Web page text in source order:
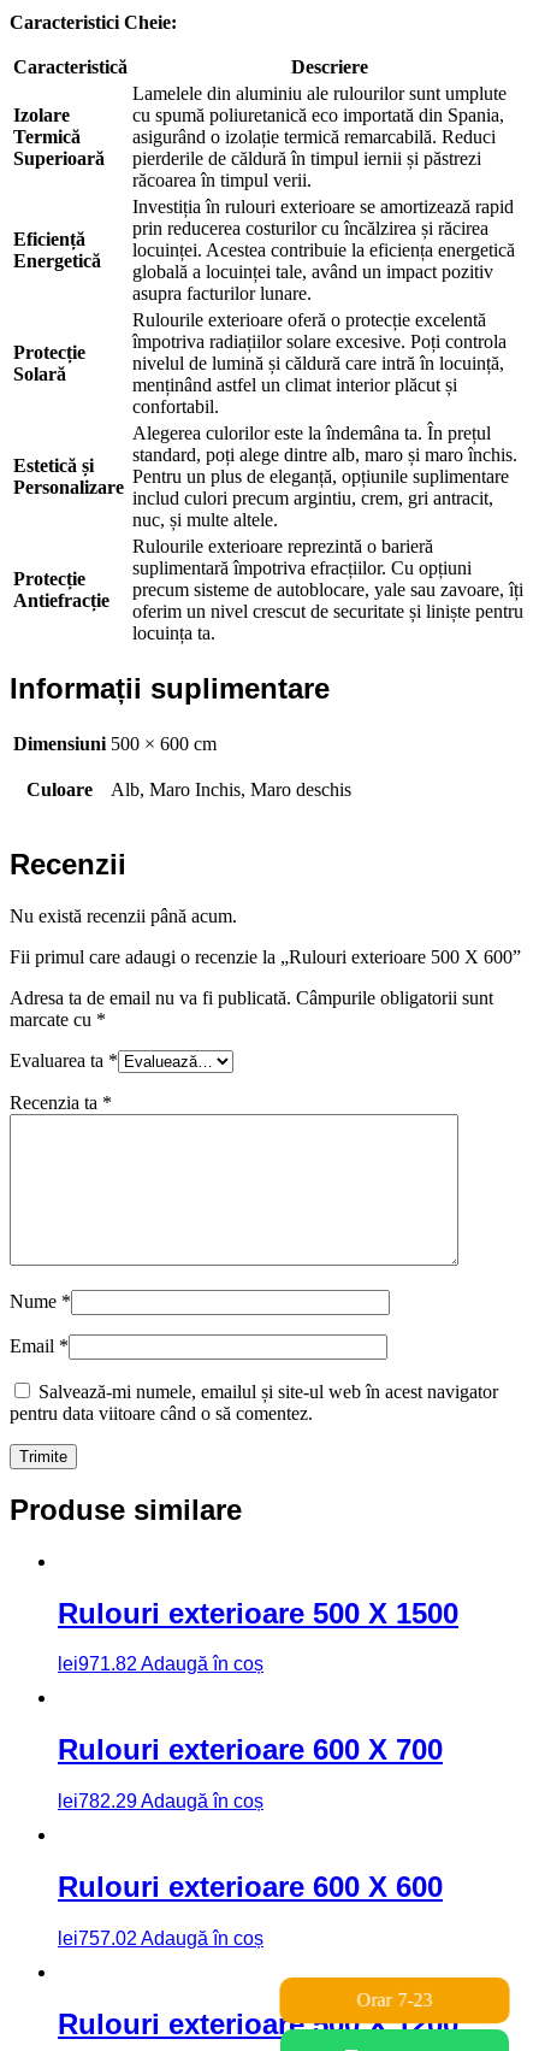
Caracteristici Cheie:
Caracteristică Descriere
Izolare
Termică
Superioară
Lamelele din aluminiu ale rulourilor sunt umplute
cu spumă poliuretanică eco importată din Spania,
asigurând o izolație termică remarcabilă. Reduci
pierderile de căldură în timpul iernii și păstrezi
răcoarea în timpul verii.
Eficiență
Energetică
Investiția în rulouri exterioare se amortizează rapid
prin reducerea costurilor cu încălzirea și răcirea
locuinței. Acestea contribuie la eficiența energetică
globală a locuinței tale, având un impact pozitiv
asupra facturilor lunare.
Protecție
Solară
Rulourile exterioare oferă o protecție excelentă
împotriva radiațiilor solare excesive. Poți controla
nivelul de lumină și căldură care intră în locuință,
menținând astfel un climat interior plăcut și
confortabil.
Estetică și
Personalizare
Alegerea culorilor este la îndemâna ta. În prețul
standard, poți alege dintre alb, maro și maro închis.
Pentru un plus de eleganță, opțiunile suplimentare
includ culori precum argintiu, crem, gri antracit,
nuc, și multe altele.
Protecție
Antiefracție
Rulourile exterioare reprezintă o barieră
suplimentară împotriva efracțiilor. Cu opțiuni
precum sisteme de autoblocare, yale sau zavoare, îți
oferim un nivel crescut de securitate și liniște pentru
locuința ta.
Informații suplimentare
Dimensiuni 500 × 600 cm
Culoare Alb, Maro Inchis, Maro deschis
Recenzii
Nu există recenzii până acum.
Fii primul care adaugi o recenzie la „Rulouri exterioare 500 X 600”
Adresa ta de email nu va fi publicată. Câmpurile obligatorii sunt
marcate cu *
Evaluarea ta *
Recenzia ta *
Nume *
Email *
Salvează-mi numele, emailul și site-ul web în acest navigator
pentru data viitoare când o să comentez.
Produse similare
Rulouri exterioare 500 X 1500
lei971.82Adaugă în coș
Rulouri exterioare 600 X 700
lei782.29Adaugă în coș
Rulouri exterioare 600 X 600
lei757.02 Adaugă în coș
Rulouri exterioare 500 X 1200
Orar 7-23
📞 Telefon
Închide